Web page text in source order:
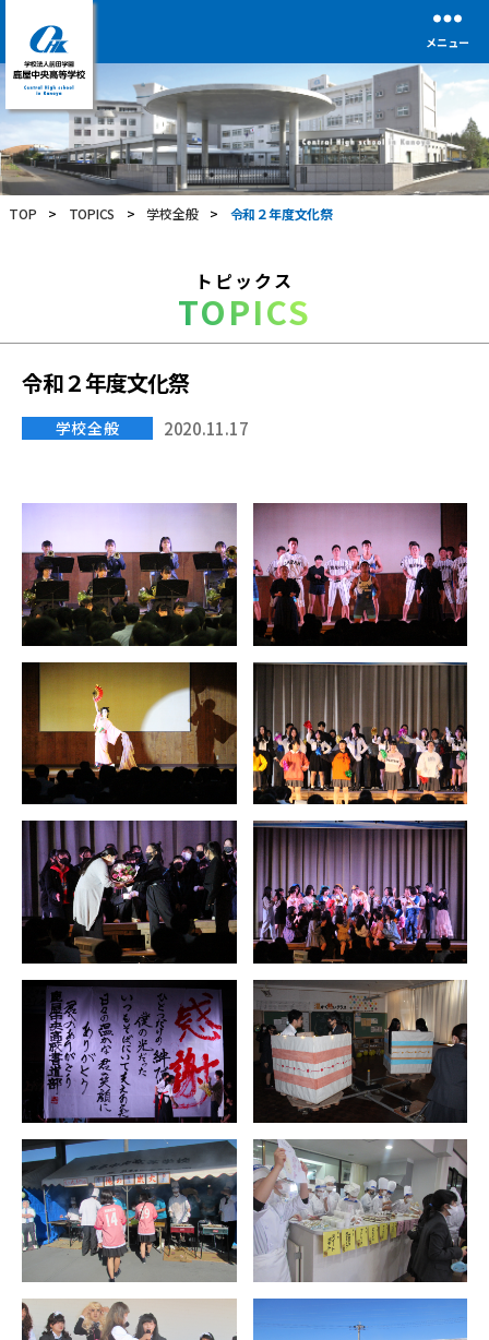
学
校
法
人
前
田
央
等
学
校
メニュー
TOP > TOPICS > 学校全般 > 令和２年度文化祭
トピックス
TOPICS
令和２年度文化祭
学校全般 2020.11.17